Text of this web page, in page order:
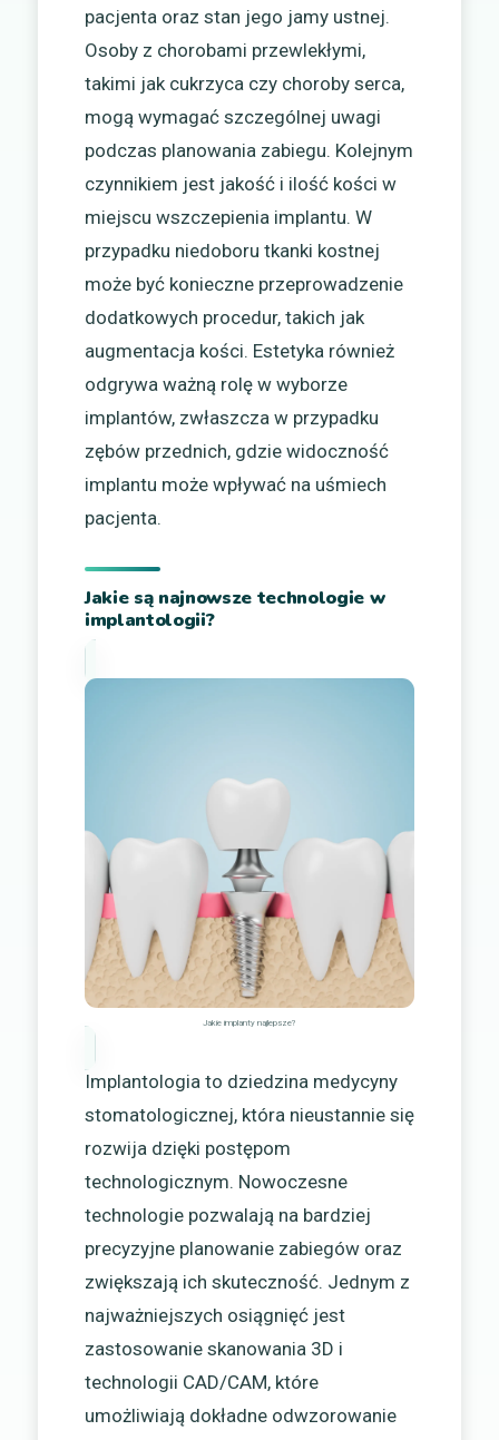
pacjenta oraz stan jego jamy ustnej.
Osoby z chorobami przewlekłymi,
takimi jak cukrzyca czy choroby serca,
mogą wymagać szczególnej uwagi
podczas planowania zabiegu. Kolejnym
czynnikiem jest jakość i ilość kości w
miejscu wszczepienia implantu. W
przypadku niedoboru tkanki kostnej
może być konieczne przeprowadzenie
dodatkowych procedur, takich jak
augmentacja kości. Estetyka również
odgrywa ważną rolę w wyborze
implantów, zwłaszcza w przypadku
zębów przednich, gdzie widoczność
implantu może wpływać na uśmiech
pacjenta.
Jakie są najnowsze technologie w
implantologii?
Jakie implanty najlepsze?
Implantologia to dziedzina medycyny
stomatologicznej, która nieustannie się
rozwija dzięki postępom
technologicznym. Nowoczesne
technologie pozwalają na bardziej
precyzyjne planowanie zabiegów oraz
zwiększają ich skuteczność. Jednym z
najważniejszych osiągnięć jest
zastosowanie skanowania 3D i
technologii CAD/CAM, które
umożliwiają dokładne odwzorowanie